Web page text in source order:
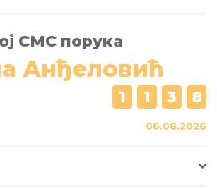
СМС порука
Анђеловић
1 1 3 8
06.08.2026